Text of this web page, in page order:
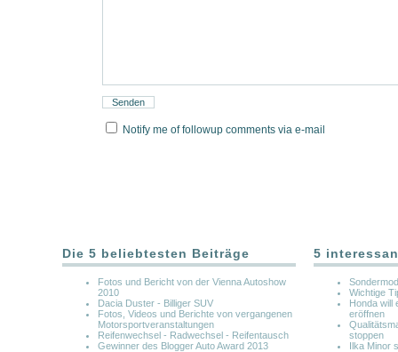
Notify me of followup comments via e-mail
Die 5 beliebtesten Beiträge
Fotos und Bericht von der Vienna Autoshow
2010
Dacia Duster - Billiger SUV
Fotos, Videos und Berichte von vergangenen
Motorsportveranstaltungen
Reifenwechsel - Radwechsel - Reifentausch
Gewinner des Blogger Auto Award 2013
5
Wichtige
Honda will
eröffnen
stoppen
Ilka Minor